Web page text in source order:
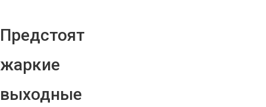
Предстоят
жаркие
выходные